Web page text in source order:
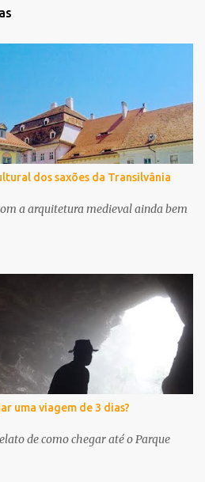
dos saxões da Transilvânia
a arquitetura medieval ainda bem
uma viagem de 3 dias?
de como chegar até o Parque